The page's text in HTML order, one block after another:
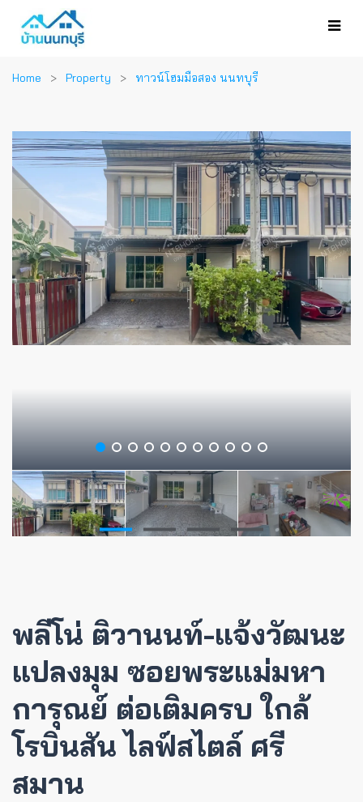
Home Property ทาวน์โฮมมือสอง นนทบุรี
พลีโน่ ติวานนท์-แจ้งวัฒนะ
แปลงมุม ซอยพระแม่มหา
การุณย์ ต่อเติมครบ ใกล้
โรบินสัน ไลฟ์สไตล์ ศรี
สมาน